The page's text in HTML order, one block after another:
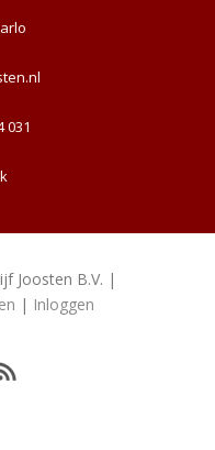
031
Joosten B.V. |
| Inloggen